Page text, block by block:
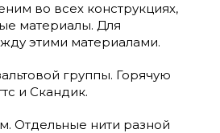
во всех конструкциях,
материалы. Для
этими материалами.
группы. Горячую
и Скандик.
Отдельные нити разной